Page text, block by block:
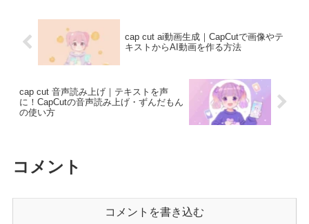
cap cut ai動画生成｜CapCutで画像やテ
キストからAI動画を作る方法
cap cut 音声読み上げ｜テキストを声
に！CapCutの音声読み上げ・ずんだもん
の使い方
コメント
コメントを書き込む